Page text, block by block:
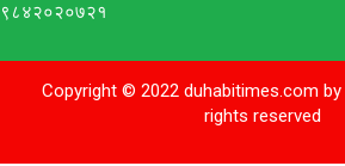
९८४२०२०७२१
Copyright © 2022 duhabitimes.com by
rights reserved